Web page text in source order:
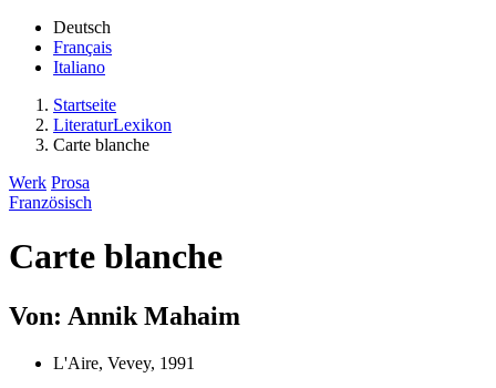
Deutsch
Français
Italiano
Startseite
LiteraturLexikon
Carte blanche
Werk Prosa
Französisch
Carte blanche
Von: Annik Mahaim
L'Aire, Vevey, 1991